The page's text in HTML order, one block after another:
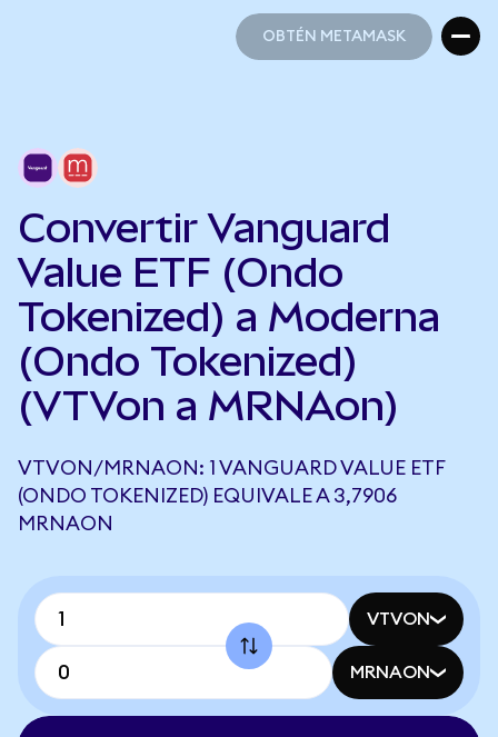
OBTÉN METAMASK
Convertir Vanguard
Value ETF (Ondo
Tokenized) a Moderna
(Ondo Tokenized)
(VTVon a MRNAon)
VTVON/MRNAON: 1 VANGUARD VALUE ETF
(ONDO TOKENIZED) EQUIVALE A 3,7906
MRNAON
VTVON
MRNAON